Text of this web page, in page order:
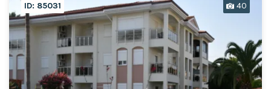
40
ID: 85031